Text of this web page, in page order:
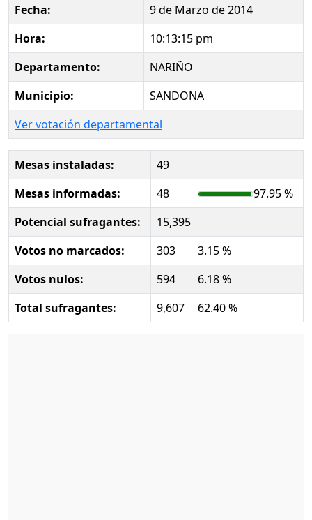
Fecha:
9 de Marzo de 2014
Hora:
10:13:15 pm
Departamento:
NARIÑO
Municipio:
SANDONA
Ver votación departamental
Mesas instaladas:
49
Mesas informadas:
48
97.95 %
Potencial sufragantes:
15,395
Votos no marcados:
303
3.15 %
Votos nulos:
594
6.18 %
Total sufragantes:
9,607 62.40 %